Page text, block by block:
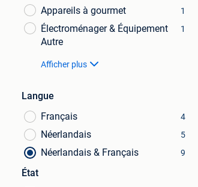
Appareils à gourmet 1
Électroménager & Équipement
Autre
1
Afficher plus
Langue
Français
4
Néerlandais 5
Néerlandais & Français 9
État